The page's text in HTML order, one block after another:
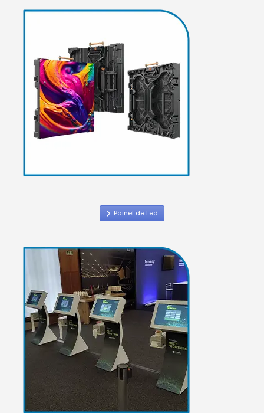
Painel de Led